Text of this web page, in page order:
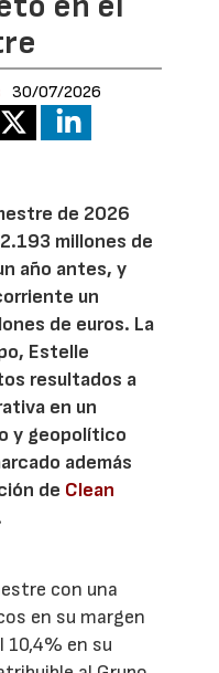
30/07/2026
de 2026
millones de
año antes, y
un
de euros. La
Estelle
resultados a
en un
y geopolítico
además
de Clean
con una
en su margen
10,4% en su